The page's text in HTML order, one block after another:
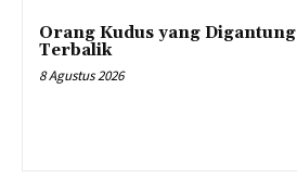
Orang Kudus yang Digantung
Terbalik
8 Agustus 2026